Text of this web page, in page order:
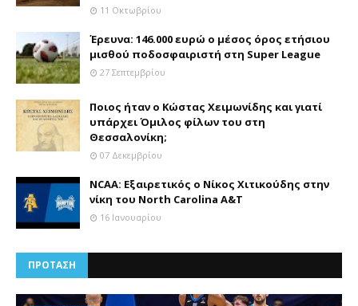
11 Οκτωβρίου
Έρευνα: 146.000 ευρώ ο μέσος όρος ετήσιου
μισθού ποδοσφαιριστή στη Super League
27 Σεπτεμβρίου
Ποιος ήταν ο Κώστας Χειμωνίδης και γιατί
υπάρχει Όμιλος φίλων του στη
Θεσσαλονίκη;
07 Δεκεμβρίου
NCAA: Εξαιρετικός ο Νίκος Χιτικούδης στην
νίκη του North Carolina A&Τ
16 Ιανουαρίου
ΠΡΟΤΑΣΗ